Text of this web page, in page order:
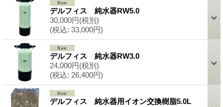
デルフィス 純水器RW5.0
30,000円(税別)
(税込: 33,000円)
デルフィス 純水器RW3.0
24,000円(税別)
(税込: 26,400円)
デルフィス 純水器用イオン交換樹脂5.0L